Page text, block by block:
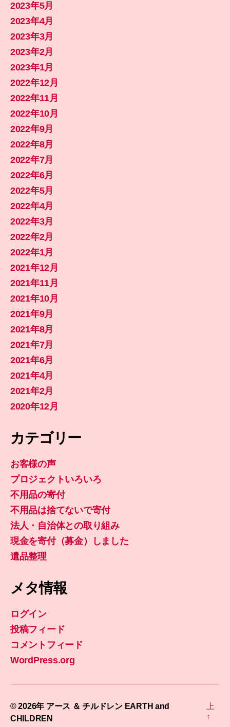
2023年5月
2023年4月
2023年3月
2023年2月
2023年1月
2022年12月
2022年11月
2022年10月
2022年9月
2022年8月
2022年7月
2022年6月
2022年5月
2022年4月
2022年3月
2022年2月
2022年1月
2021年12月
2021年11月
2021年10月
2021年9月
2021年8月
2021年7月
2021年6月
2021年4月
2021年2月
2020年12月
カテゴリー
お客様の声
プロジェクトいろいろ
不用品の寄付
不用品は捨てないで寄付
法人・自治体との取り組み
現金を寄付（募金）しました
遺品整理
メタ情報
ログイン
投稿フィード
コメントフィード
WordPress.org
© 2026年 アース ＆ チルドレン EARTH and
CHILDREN
上
↑